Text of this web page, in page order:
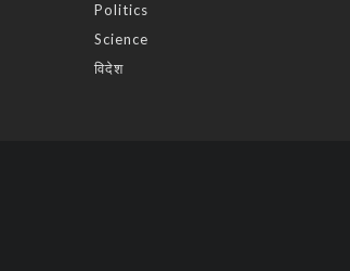
Politics
Science
विदेश